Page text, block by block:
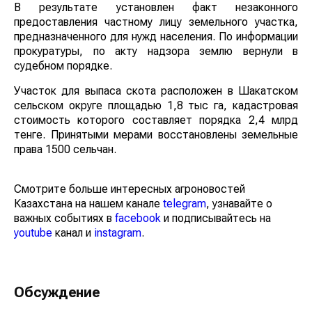
В результате установлен факт незаконного
предоставления частному лицу земельного участка,
предназначенного для нужд населения. По информации
прокуратуры, по акту надзора землю вернули в
судебном порядке.
Участок для выпаса скота расположен в Шакатском
сельском округе площадью 1,8 тыс га, кадастровая
стоимость которого составляет порядка 2,4 млрд
тенге. Принятыми мерами восстановлены земельные
права 1500 сельчан.
Смотрите больше интересных агроновостей
Казахстана на нашем канале telegram, узнавайте о
важных событиях в facebook и подписывайтесь на
youtube канал и instagram.
Обсуждение